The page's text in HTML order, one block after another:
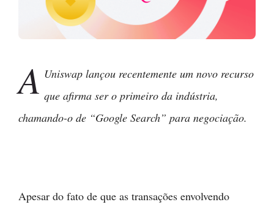
A Uniswap lançou recentemente um novo recurso
que afirma ser o primeiro da indústria,
chamando-o de “Google Search” para negociação.
Apesar do fato de que as transações envolvendo